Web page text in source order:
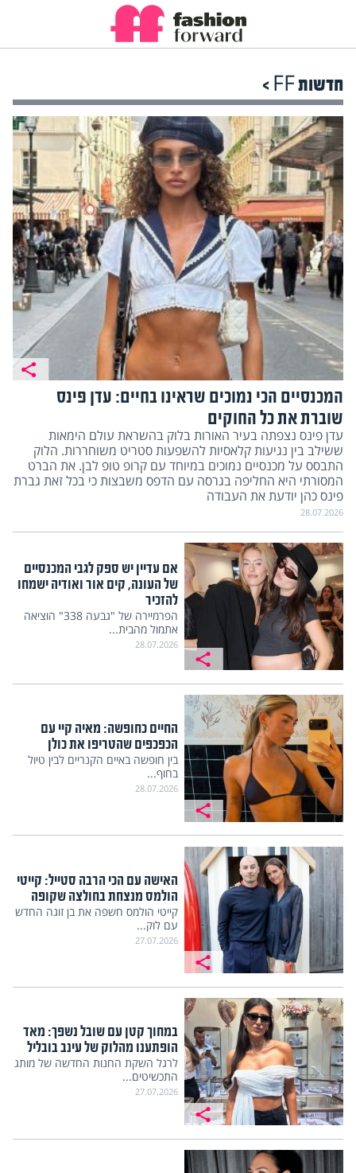
חדשות FF >
המכנסיים הכי נמוכים שראינו בחיים: עדן פינס
שוברת את כל החוקים
עדן פינס נצפתה בעיר האורות בלוק בהשראת עולם הימאות
ששילב בין נגיעות קלאסיות להשפעות סטריט משוחררות. הלוק
התבסס על מכנסיים נמוכים במיוחד עם קרופ טופ לבן. את הברט
המסורתי היא החליפה בגרסה עם הדפס משבצות כי בכל זאת גברת
פינס כהן יודעת את העבודה
28.07.2026
אם עדיין יש ספק לגבי המכנסיים
של העונה, קים אור ואודיה ישמחו
להזכיר
הפרמיירה של "גבעה 338" הוציאה
אתמול מהבית...
28.07.2026
החיים כחופשה: מאיה קיי עם
הכפכפים שהטריפו את כולן
בין חופשה באיים הקנריים לבין טיול
בחוף...
28.07.2026
האישה עם הכי הרבה סטייל: קייטי
הולמס מנצחת בחולצה שקופה
קייטי הולמס חשפה את בן זוגה החדש
עם לוק...
27.07.2026
במחוך קטן עם שובל נשפך: מאד
הופתענו מהלוק של עינב בובליל
לרגל השקת החנות החדשה של מותג
התכשיטים...
27.07.2026